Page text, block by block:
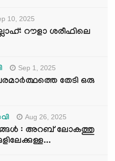
10, 2025
റൗളാ ശരീഫിലെ
Sep 1, 2025
തേടി ഒരു
Aug 26, 2025
: അറബ് ലോകത്തു